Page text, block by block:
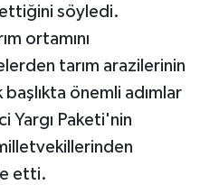
ettiğini söyledi.
ortamını
tarım arazilerinin
önemli adımlar
Yargı Paketi'nin
etti.